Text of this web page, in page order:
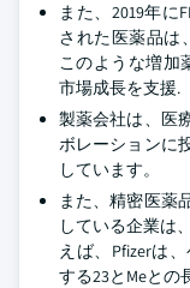
また、2019年に
された医薬品は
このような増加
市場成長を支援.
製薬会社は、医
ボレーションに
しています。
また、精密医薬
している企業は
えば、Pfizerは
する23とMeとの